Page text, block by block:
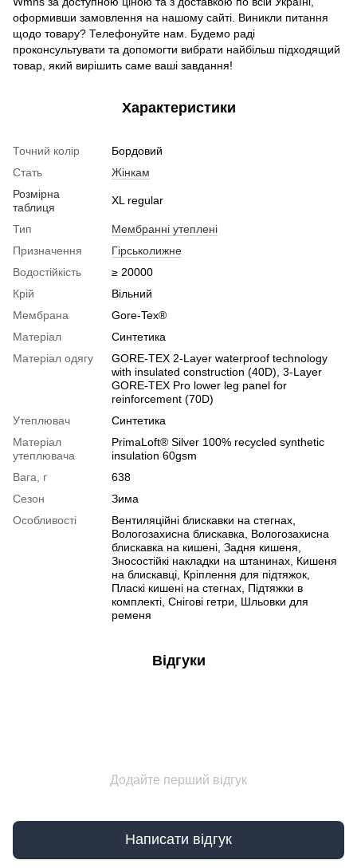
оформивши замовлення на нашому сайті. Виникли питання
щодо товару? Телефонуйте нам. Будемо раді
проконсультувати та допомогти вибрати найбільш підходящий
товар, який вирішить саме ваші завдання!
Характеристики
Точний колір
Бордовий
Стать
Жінкам
Розмірна
таблиця
XL regular
Тип
Мембранні утеплені
Призначення
Гірськолижне
Водостійкість
≥ 20000
Крій
Вільний
Мембрана
Gore-Tex®
Матеріал
Синтетика
Матеріал одягу
GORE-TEX 2-Layer waterproof technology
with insulated construction (40D), 3-Layer
GORE-TEX Pro lower leg panel for
reinforcement (70D)
Утеплювач
Синтетика
Матеріал
утеплювача
PrimaLoft® Silver 100% recycled synthetic
insulation 60gsm
Вага, г
638
Сезон
Зима
Особливості
Вентиляційні блискавки на стегнах,
Вологозахисна блискавка, Вологозахисна
блискавка на кишені, Задня кишеня,
Зносостійкі накладки на штанинах, Кишеня
на блискавці, Кріплення для підтяжок,
Пласкі кишені на стегнах, Підтяжки в
комплекті, Снігові гетри, Шльовки для
ременя
Відгуки
Додайте перший відгук
Написати відгук